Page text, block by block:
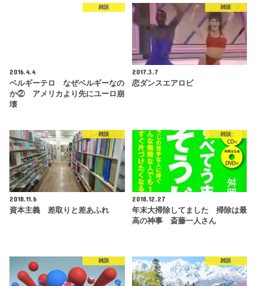
雑談
2016.4.4
ベルギーテロ なぜベルギーなの
か② アメリカより先にユーロ崩
壊
雑談
2017.3.7
恋ダンスエアロビ
雑談
2018.11.6
資本主義 差取りと差あふれ
雑談
2018.12.27
年末大掃除してました 掃除は最
高の神事 斎藤一人さん
雑談 雑談